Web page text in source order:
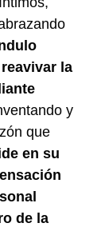
la
y
que
en su
de la